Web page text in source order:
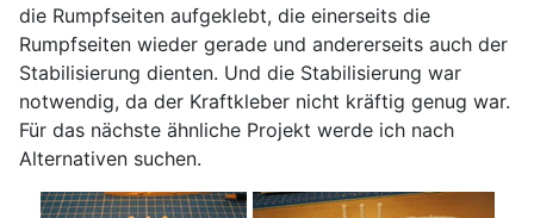
die Rumpfseiten aufgeklebt, die einerseits die
Rumpfseiten wieder gerade und andererseits auch der
Stabilisierung dienten. Und die Stabilisierung war
notwendig, da der Kraftkleber nicht kräftig genug war.
Für das nächste ähnliche Projekt werde ich nach
Alternativen suchen.